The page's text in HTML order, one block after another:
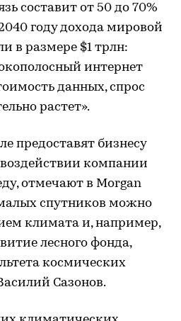
составит от 50 до 70%
году дохода мировой
в размере $1 трлн:
интернет
данных, спрос
растет».
предоставят бизнесу
компании
отмечают в Morgan
спутников можно
климата и, например,
лесного фонда,
космических
Сазонов.